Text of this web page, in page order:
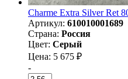
Charme Extra Silver Ret
Артикул: 610010001689
Страна: Россия
Цвет: Серый
Цена: 5 675 ₽
-